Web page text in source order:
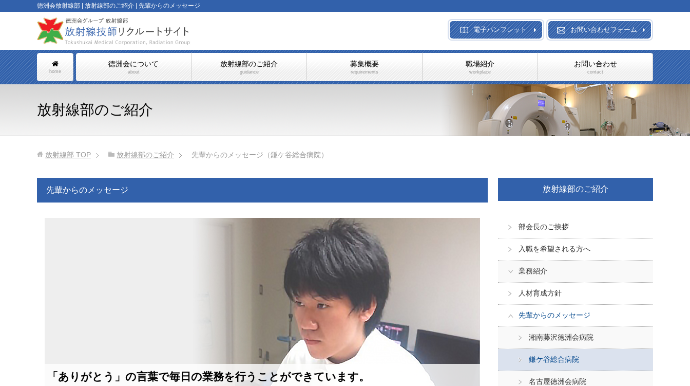
徳洲会放射線部 | 放射線部のご紹介 | 先輩からのメッセージ
home
徳洲会について
about
放射線部のご紹介
guidance
募集概要
requirements
職場紹介
workplace
お問い合わせ
contact
電子パンフレット お問い合わせフォーム
放射線部のご紹介
放射線部 TOP 放射線部のご紹介 先輩からのメッセージ（鎌ケ谷総合病院）
先輩からのメッセージ
「ありがとう」の言葉で毎日の業務を行うことができています。
放射線部のご紹介
部会長のご挨拶
入職を希望される方へ
業務紹介
人材育成方針
先輩からのメッセージ
湘南藤沢徳洲会病院
鎌ケ谷総合病院
名古屋徳洲会病院